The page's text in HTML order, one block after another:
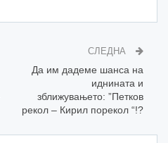
СЛЕДНА
Да им дадеме шанса на
иднината и
зближувањето: ”Петков
рекол – Кирил порекол “!?